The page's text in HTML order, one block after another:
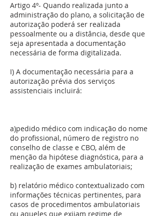
Artigo 4º- Quando realizada junto a
administração do plano, a solicitação de
autorização poderá ser realizada
pessoalmente ou a distância, desde que
seja apresentada a documentação
necessária de forma digitalizada.
I) A documentação necessária para a
autorização prévia dos serviços
assistenciais incluirá:
a)pedido médico com indicação do nome
do profissional, número de registro no
conselho de classe e CBO, além de
menção da hipótese diagnóstica, para a
realização de exames ambulatoriais;
b) relatório médico contextualizado com
informações técnicas pertinentes, para
casos de procedimentos ambulatoriais
ou aqueles que exijam regime de